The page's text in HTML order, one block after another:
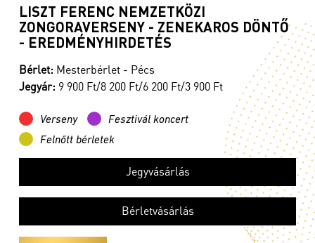
LISZT FERENC NEMZETKÖZI
ZONGORAVERSENY - ZENEKAROS DÖNTŐ
- EREDMÉNYHIRDETÉS
Bérlet: Mesterbérlet - Pécs
Jegyár: 9 900 Ft/8 200 Ft/6 200 Ft/3 900 Ft
Verseny
Fesztivál koncert
Felnőtt bérletek
Jegyvásárlás
Bérletvásárlás